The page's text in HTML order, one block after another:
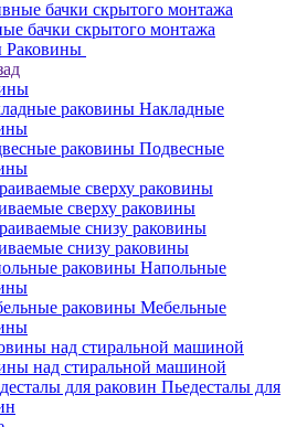
бачки скрытого монтажа
Раковины
Накладные
Подвесные
сверху раковины
снизу раковины
Напольные
Мебельные
над стиральной машиной
Пьедесталы для